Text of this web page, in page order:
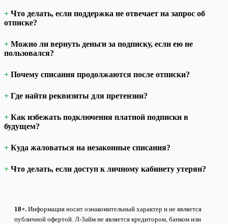
Что делать, если поддержка не отвечает на запрос об
отписке?
Можно ли вернуть деньги за подписку, если ею не
пользовался?
Почему списания продолжаются после отписки?
Где найти реквизиты для претензии?
Как избежать подключения платной подписки в
будущем?
Куда жаловаться на незаконные списания?
Что делать, если доступ к личному кабинету утерян?
18+. Информация носит ознакомительный характер и не является
публичной офертой. Л-Займ не является кредитором, банком или